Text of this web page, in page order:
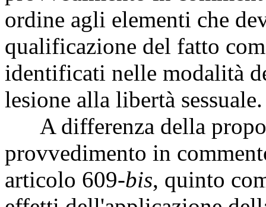
ordine agli elementi che
qualificazione del fatto
identificati nelle modalità
lesione alla libertà sessuale.
A differenza della
provvedimento in
articolo 609-bis, quinto